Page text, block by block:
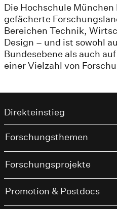
Die Hochschule
gefächerte
Bereichen Technik,
Design – und ist sowohl
Bundesebene als auch
einer Vielzahl von
Direkteinstieg
Forschungsthemen
Forschungsprojekte
Promotion & Postdocs